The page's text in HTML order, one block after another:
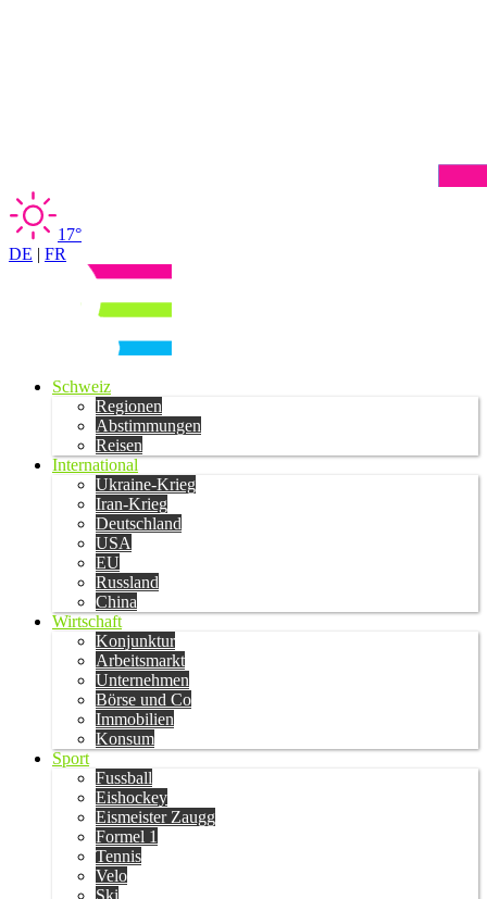
17°
DE | FR
Schweiz
Regionen
Abstimmungen
Reisen
International
Ukraine-Krieg
Iran-Krieg
Deutschland
USA
EU
Russland
China
Wirtschaft
Konjunktur
Arbeitsmarkt
Unternehmen
Börse und Co
Immobilien
Konsum
Sport
Fussball
Eishockey
Eismeister Zaugg
Formel 1
Tennis
Velo
Ski